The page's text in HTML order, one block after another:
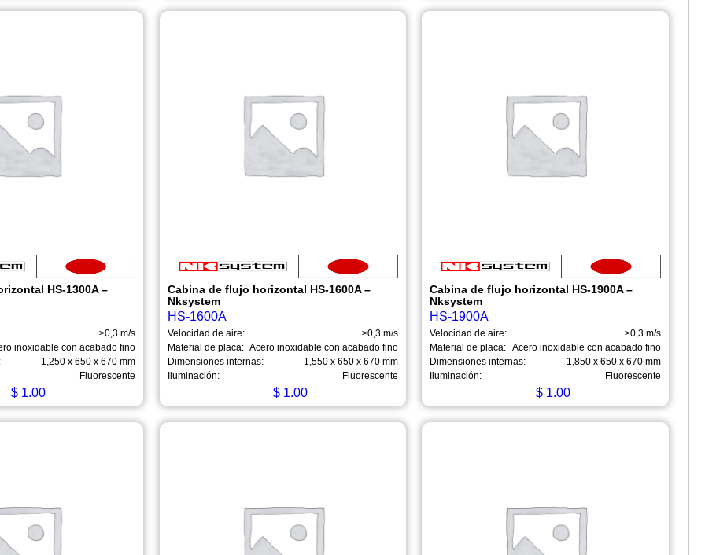
HS-1300A –
≥0,3 m/s
inoxidable con acabado fino
1,250 x 650 x 670 mm
Fluorescente
$1.00
Cabina de flujo horizontal HS-1600A –
Nksystem
HS-1600A
Velocidad de aire:
≥0,3 m/s
Material de placa: Acero inoxidable con acabado fino
Dimensiones internas:
1,550 x 650 x 670 mm
Iluminación:
Fluorescente
$ 1.00
Cabina de flujo horizontal HS-1900A –
Nksystem
HS-1900A
Velocidad de aire:
≥0,3 m/s
Material de placa: Acero inoxidable con acabado fino
Dimensiones internas:
1,850 x 650 x 670 mm
Iluminación:
Fluorescente
$ 1.00